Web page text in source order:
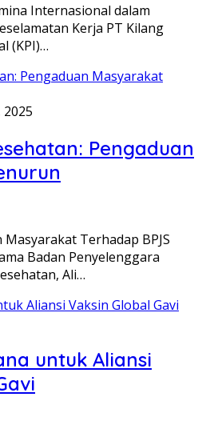
Internasional dalam
Kerja PT Kilang
(KPI)…
Pengaduan
Terhadap BPJS
Badan Penyelenggara
Ali…
untuk Aliansi